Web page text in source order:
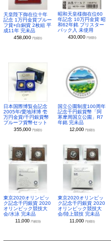
天皇陛下御在位十年
記念 1万円金貨プルー
フ貨+白銅貨 2枚組 平
成11年 完未品
458,000 円(税別)
昭和天皇様御在位60
年記念 10万円金貨 昭
和62年銘 ブリスター
パック入 未使用
430,000 円(税別)
日本国際博覧会記念
2005年/愛地球博 壱
万円金貨/千円銀貨幣
プルーフ貨幣セット
355,000 円(税別)
国立公園制度100周年
記念千円銀貨幣「阿
寒摩周国立公園」R7
年銘 完未品
12,000 円(税別)
東京2020オリンピッ
ク記念千円銀貨 2020
オリンピック競技大
会/水泳 完未品
11,000円(税別)
東京2020オリンピッ
ク記念千円銀貨 2020
オリンピック競技大
会/陸上競技 完未品
11,000 円(税別)